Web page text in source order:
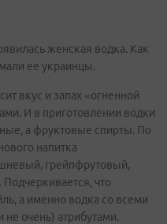
женская водка. Как
ее украинцы.
вкус и запах «огненной
И в приготовлении водки
а фруктовые спирты. По
напитка
грейпфрутовый,
что
а именно водка со всеми
очень) атрибутами.